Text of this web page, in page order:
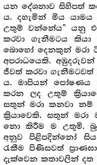
යන දේශනාව සිහිපත්
ය. දහැමින් මිය
උතුම් වන්නේය” යනු
කරවා ගැනීමටය
බොහෝ දෙනකුන් මරා
අපරාධයෙකි.
ජීවත් කරවා
ය. මාපියන් පෝෂණය
කරන ලද උතුම්
සතුන් මරා කනවා නම්
ක්‍රියාවෙකි. සතුන්
නො කිරීම ම උතුමි.
අනුව පිළිපදින්නෝ
රැකීම පිණිසවත්
දැක්වෙන කතාවලින් දත